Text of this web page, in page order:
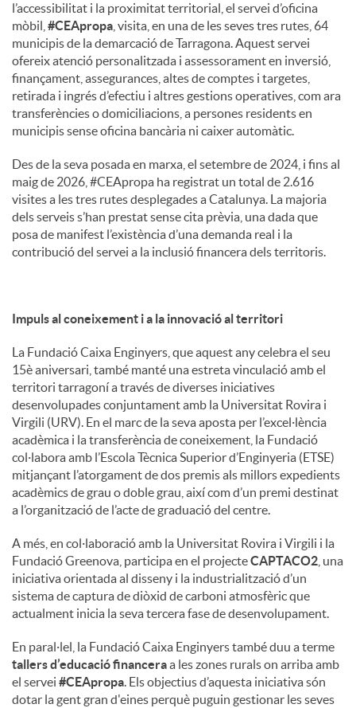
l’accessibilitat i la proximitat territorial, el servei d’oficina
mòbil, #CEApropa , visita, en una de les seves tres rutes, 64
municipis de la demarcació de Tarragona. Aquest servei
ofereix atenció personalitzada i assessorament en inversió,
finançament, assegurances, altes de comptes i targetes,
retirada i ingrés d’efectiu i altres gestions operatives, com ara
transferències o domiciliacions, a persones residents en
municipis sense oficina bancària ni caixer automàtic.
Des de la seva posada en marxa, el setembre de 2024, i fins al
maig de 2026, #CEApropa ha registrat un total de 2.616
visites a les tres rutes desplegades a Catalunya. La majoria
dels serveis s’han prestat sense cita prèvia, una dada que
posa de manifest l’existència d’una demanda real i la
contribució del servei a la inclusió financera dels territoris.
Impuls al coneixement i a la innovació al territori
La Fundació Caixa Enginyers, que aquest any celebra el seu
15è aniversari, també manté una estreta vinculació amb el
territori tarragoní a través de diverses iniciatives
desenvolupades conjuntament amb la Universitat Rovira i
Virgili (URV). En el marc de la seva aposta per l’excel·lència
acadèmica i la transferència de coneixement, la Fundació
col·labora amb l’Escola Tècnica Superior d’Enginyeria (ETSE)
mitjançant l’atorgament de dos premis als millors expedients
acadèmics de grau o doble grau, així com d’un premi destinat
a l’organització de l’acte de graduació del centre.
A més, en col·laboració amb la Universitat Rovira i Virgili i la
Fundació Greenova, participa en el projecteCAPTACO2 , una
iniciativa orientada al disseny i la industrialització d’un
sistema de captura de diòxid de carboni atmosfèric que
actualment inicia la seva tercera fase de desenvolupament.
En paral·lel, la Fundació Caixa Enginyers també duu a terme
tallers d’educació financeraa les zones rurals on arriba amb
el servei #CEApropa. Els objectius d’aquesta iniciativa són
dotar la gent gran d'eines perquè puguin gestionar les seves